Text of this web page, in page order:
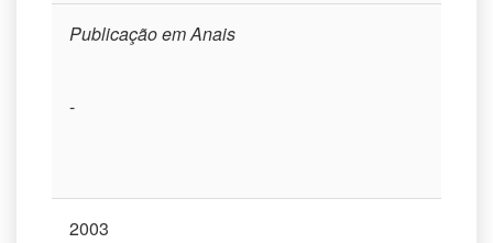
Publicação em Anais
-
2003